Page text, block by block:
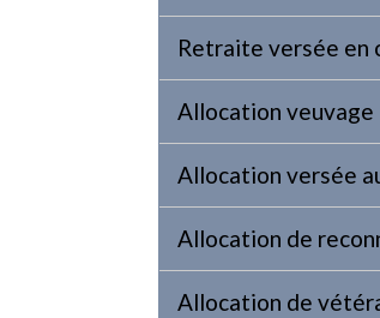
Retraite versée en
Allocation veuvage
Allocation versée
Allocation de
Allocation de